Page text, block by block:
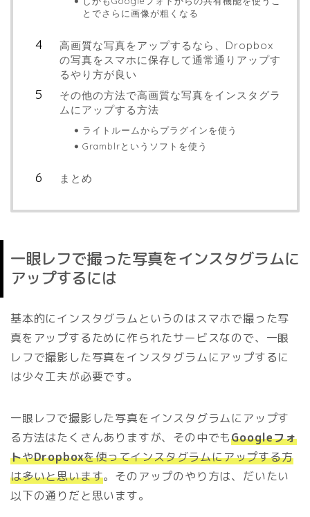
とでさらに画像が粗くなる
高画質な写真をアップするなら、Dropbox
の写真をスマホに保存して通常通りアップす
るやり方が良い
その他の方法で高画質な写真をインスタグラ
ムにアップする方法
ライトルームからプラグインを使う
Gramblrというソフトを使う
まとめ
一眼レフで撮った写真をインスタグラムに
アップするには
基本的にインスタグラムというのはスマホで撮った写
真をアップするために作られたサービスなので、一眼
レフで撮影した写真をインスタグラムにアップするに
は少々工夫が必要です。
一眼レフで撮影した写真をインスタグラムにアップす
る方法はたくさんありますが、その中でもGoogleフォ
トやDropboxを使ってインスタグラムにアップする方
は多いと思います。そのアップのやり方は、だいたい
以下の通りだと思います。